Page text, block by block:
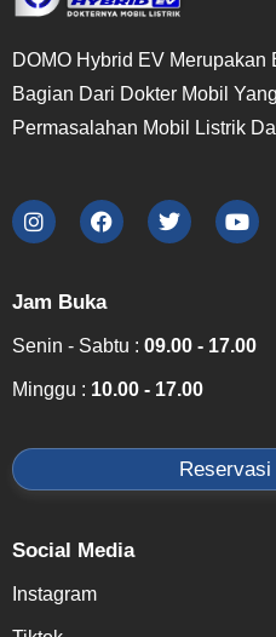
DOMO Hybrid EV Merupakan
Bagian Dari Dokter Mobil
Permasalahan Mobil Listrik
Jam Buka
Senin - Sabtu : 09.00 - 17.00
Minggu : 10.00 - 17.00
Social Media
Instagram